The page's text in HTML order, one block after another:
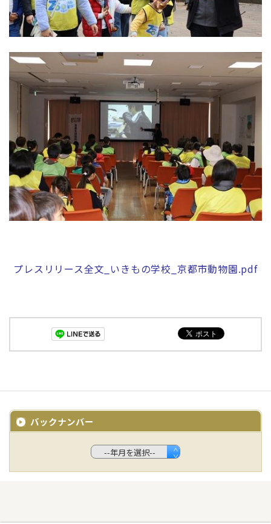
プレスリリース全文_いきもの学校_京都市動物園.pdf
バックナンバー